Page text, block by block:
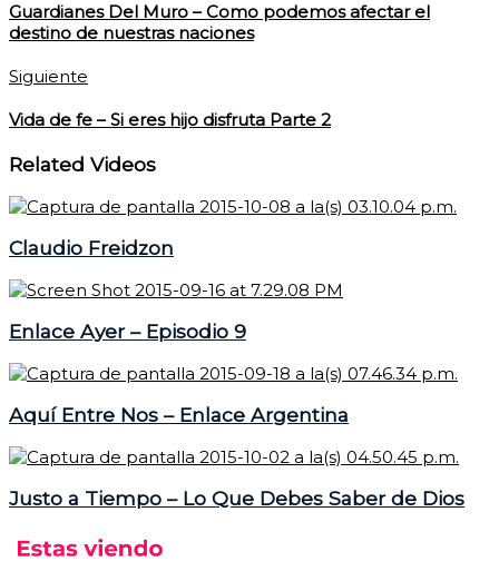
Guardianes Del Muro – Como podemos afectar el
destino de nuestras naciones
Siguiente
Vida de fe – Si eres hijo disfruta Parte 2
Related Videos
Claudio Freidzon
Enlace Ayer – Episodio 9
Aquí Entre Nos – Enlace Argentina
Justo a Tiempo – Lo Que Debes Saber de Dios